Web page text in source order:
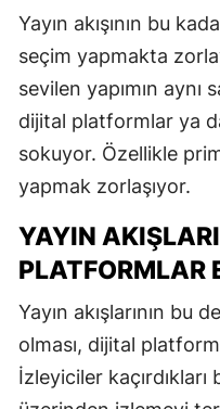
Yayın akışının bu
seçim yapmakta
sevilen yapımın aynı
dijital platformlar ya
sokuyor. Özellikle
yapmak zorlaşıyor.
YAYIN
PLATFORMLAR
Yayın akışlarının bu
olması, dijital
İzleyiciler